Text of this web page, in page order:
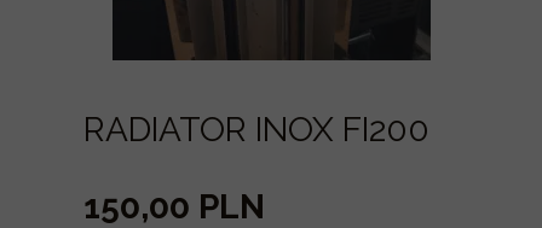
150,00 PLN
RADIATOR INOX FI200